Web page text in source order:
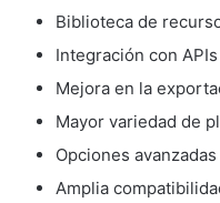
Biblioteca de
Integración con
Mejora en la
Mayor variedad de
Opciones
Amplia